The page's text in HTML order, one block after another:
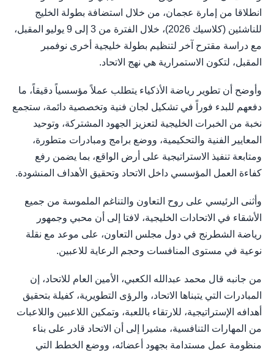
انطلاقا من إمارة عجمان، من خلال استضافة بطولة الخليج
للناشئين (كلاسيك 2026)، خلال الفترة من 3 إلى 9 يوليو المقبل،
مع دراسة مقترح آخر لتنظيم بطولة خليجية أخرى نوفمبر
المقبل، لتكون الاستمرارية هي نهج الاتحاد.
وأوضح أن تطوير رياضة الأذكياء يتطلب عملاً مؤسسياً دقيقاً، ما
دفعهم للبدء فوراً في تشكيل لجان فنية وتخصصية دائمة، ستجمع
نخبة من الخبرات الخليجية لتعزيز الجهود المشتركة، وتوحيد
المعايير الفنية والتحكيمية، ووضع برامج ومبادرات متطورة،
ومتابعة تنفيذ الاستراتيجية على أرض الواقع، بما يضمن رفع
كفاءة العمل المؤسسي داخل الاتحاد وتحقيق الأهداف المنشودة.
وأثنى الرئيسي على روح التعاون والتناغم الملموسة من جميع
الأشقاء في الاتحادات الخليجية، لافتا إلى أن محبي وجمهور
رياضة الشطرنج في دول مجلس التعاون، على موعد مع نقلة
نوعية في مستوى المنافسات وحجم الرعاية للاعبين.
من جانبه قال محمد عبدالله الكعبي، الأمين العام للاتحاد، إن
المبادرات التي يتبناها الاتحاد، والرؤى التطويرية، كفيلة بتحقيق
أهدافه الإستراتيجية، للارتقاء باللعبة، وتمكين اللاعبين واللاعبات
من المهارات التنافسية، مشيرا إلى أن الاتحاد قادر على بناء
منظومة عمل مستدامة بجهود أعضائه، ووضع الخطط التي